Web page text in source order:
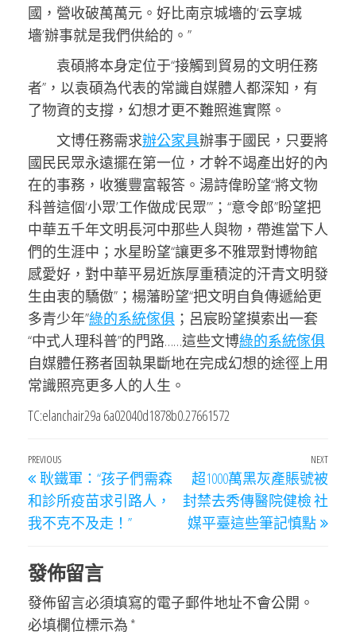
國，營收破萬萬元。好比南京城墻的‘云享城
墻’辦事就是我們供給的。”
袁碩將本身定位于“接觸到貿易的文明任務
者”，以袁碩為代表的常識自媒體人都深知，有
了物資的支撐，幻想才更不難照進實際。
文博任務需求辦公家具辦事于國民，只要將
國民民眾永遠擺在第一位，才幹不竭產出好的內
在的事務，收獲豐富報答。湯詩偉盼望“將文物
科普這個‘小眾’工作做成‘民眾’”；“意令郎”盼望把
中華五千年文明長河中那些人與物，帶進當下人
們的生涯中；水星盼望“讓更多不雅眾對博物館
感愛好，對中華平易近族厚重積淀的汗青文明發
生由衷的驕傲”；楊藩盼望“把文明自負傳遞給更
多青少年”綠的系統傢俱 ；呂宸盼望摸索出一套
“中式人理科普”的門路……這些文博綠的系統傢俱
自媒體任務者固執果斷地在完成幻想的途徑上用
常識照亮更多人的人生。
TC:elanchair29a 6a02040d1878b0.27661572
文
章
導
Previous
Post
PREVIOUS
耿鐵軍：“孩子們需森
和診所疫苗求引路人，
我不克不及走！”
Next
Post
NEXT
超1000萬黑灰產賬號被
封禁去秀傳醫院健檢 社
媒平臺這些筆記慎點
發佈留言
發佈留言必須填寫的電子郵件地址不會公開。
必填欄位標示為 *